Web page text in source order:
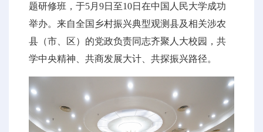
题研修班，于5月9日至10日在中国人民大学成功
举办。来自全国乡村振兴典型观测县及相关涉农
县（市、区）的党政负责同志齐聚人大校园，共
学中央精神、共商发展大计、共探振兴路径。